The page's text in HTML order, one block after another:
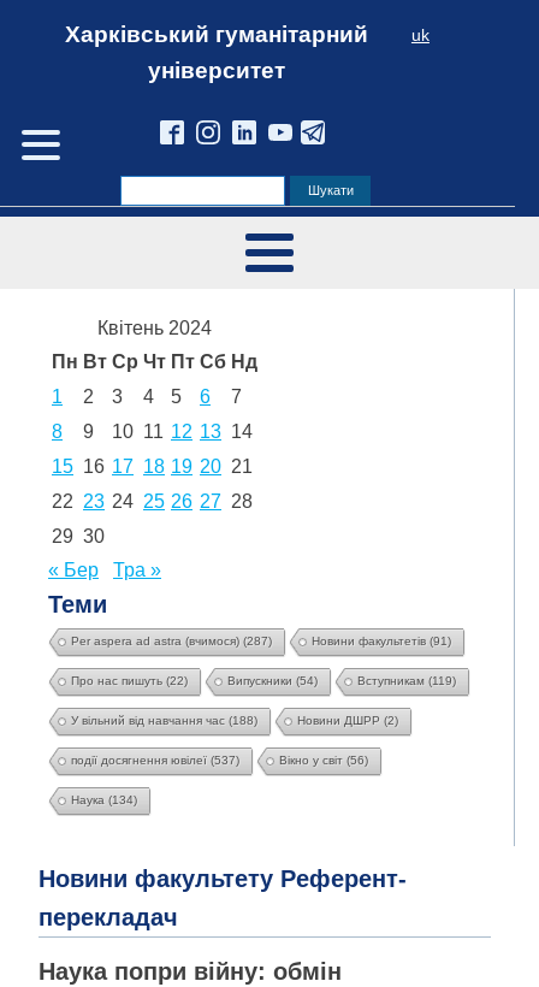
Харківський гуманітарний
університет
uk
Квітень 2024
Пн Вт Ср Чт Пт Сб Нд
1
2 3 4 5 6
7
8
9 10 11 12 13 14
15 16 17 18 19 20 21
22 23 24 25 26 27 28
29 30
« Бер
Тра »
Теми
Per aspera ad astra (вчимося) (287) Новини факультетів (91)
Про нас пишуть (22) Випускники (54) Вступникам (119)
У вільний від навчання час (188) Новини ДШРР (2)
події досягнення ювілеї (537) Вікно у світ (56)
Наука (134)
Новини факультету Референт-
перекладач
Наука попри війну: обмін